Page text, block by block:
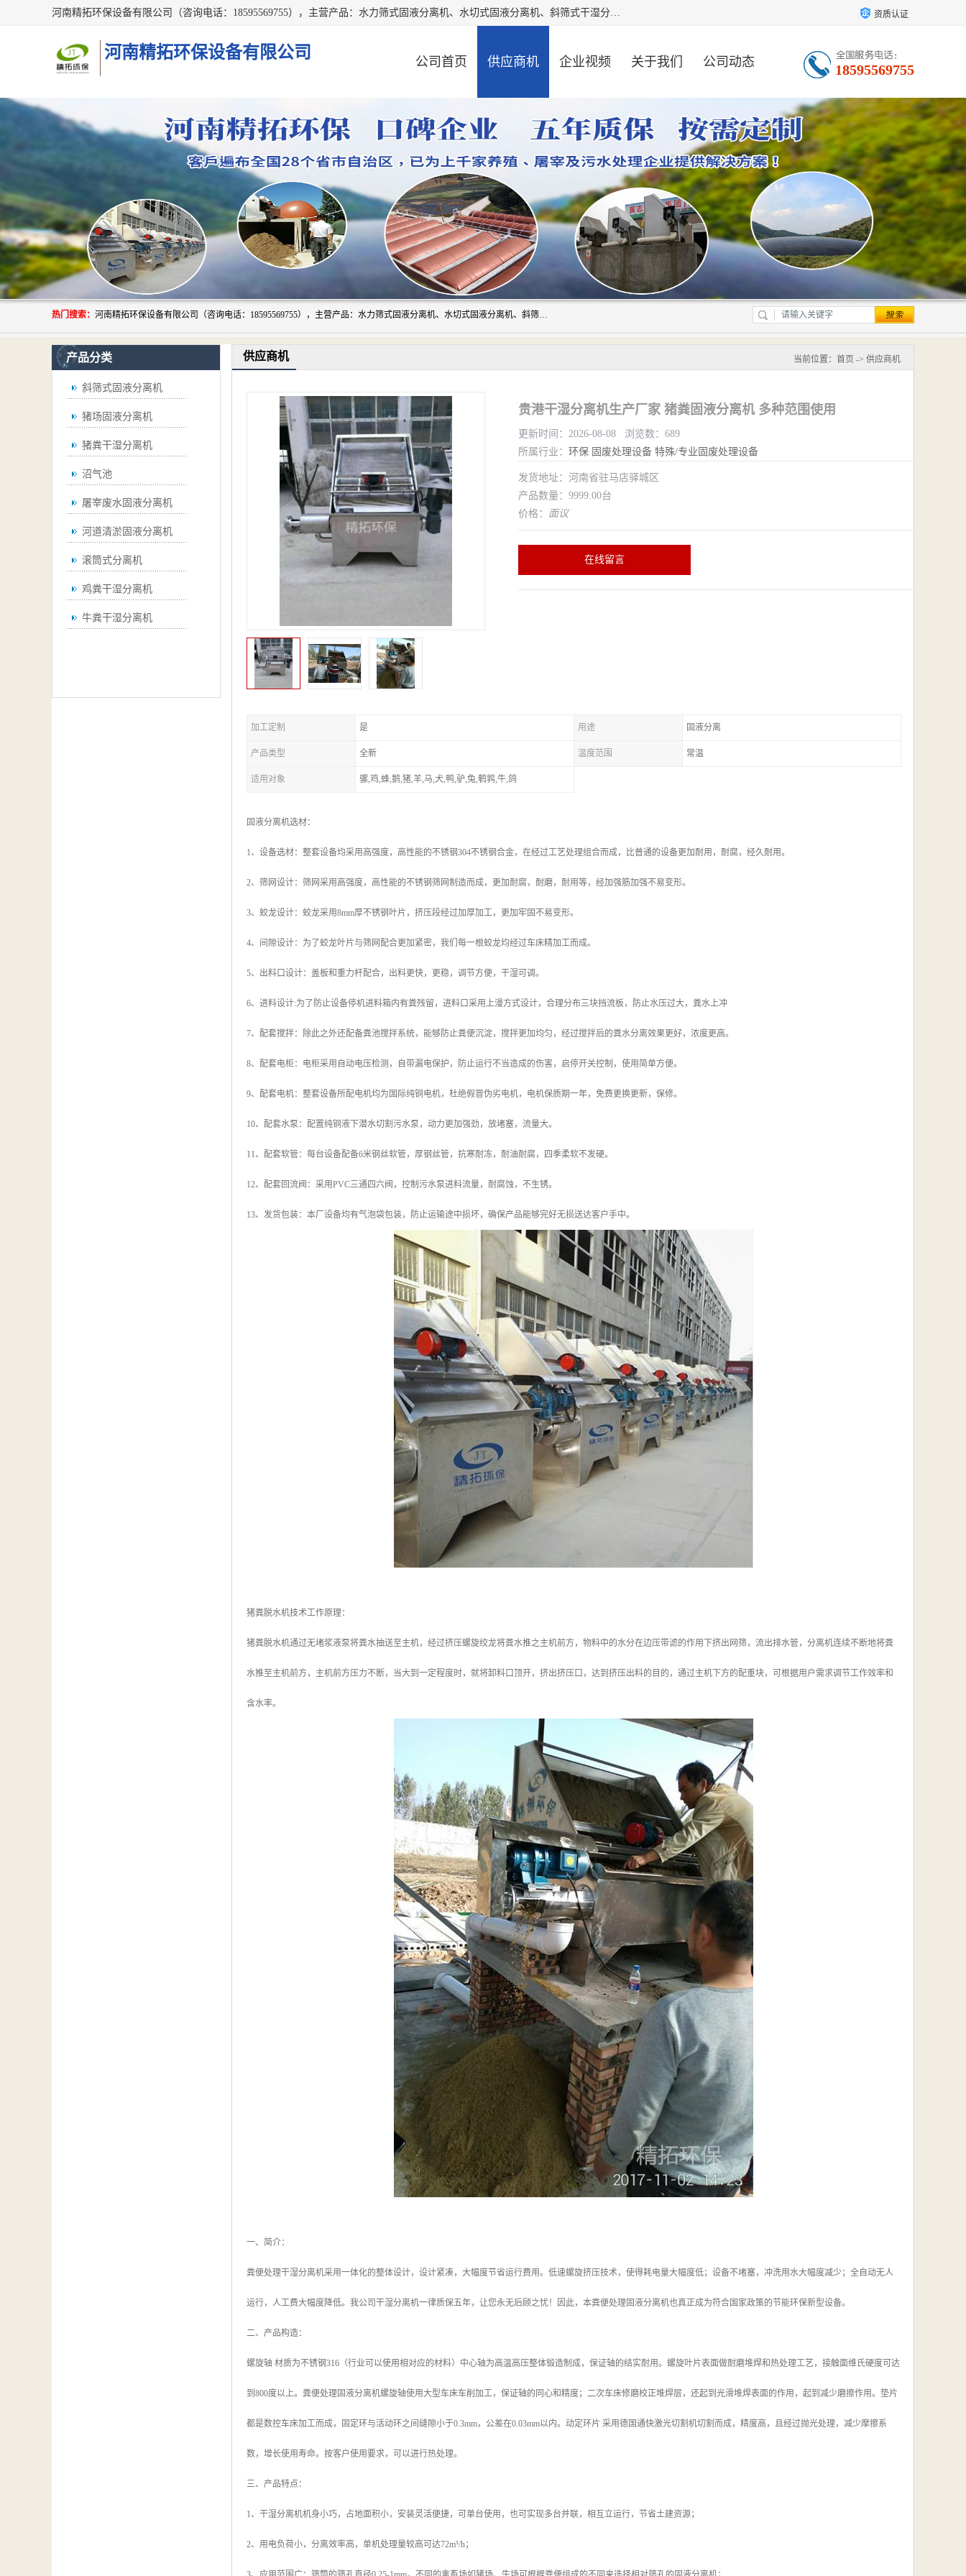
河南精拓环保设备有限公司（咨询电话：18595569755），主营产品：水力筛式固液分离机、水切式固液分离机、斜筛式干湿分离机、养猪场固液分离机、斜筛式固液分离机、屠宰场固液分离机、猪场干湿分离机等。公司从事固液分离设备及配套沼气池的研发、设计、销售与施工，并提供污水处理整体解决方案。 资质认证
河南精拓环保设备有限公司 公司首页 供应商机 企业视频 关于我们 公司动态 18595569755
热门搜索： 河南精拓环保设备有限公司（咨询电话：18595569755），主营产品：水力筛式固液分离机、水切式固液分离机、斜筛式干湿分离机、养猪场固液分离机、斜筛式固液分离机、屠宰场固液分离机、猪场干湿分离机等。公司从事固液分离设备及配套沼气池的研发、设计、销售与施工，并提供污水处理整体解决方案。
产品分类
斜筛式固液分离机
猪场固液分离机
猪粪干湿分离机
沼气池
屠宰废水固液分离机
河道清淤固液分离机
滚筒式分离机
鸡粪干湿分离机
牛粪干湿分离机
供应商机 当前位置： 首页 -> 供应商机
贵港干湿分离机生产厂家 猪粪固液分离机 多种范围使用
更新时间：2026-08-08 浏览数：689
所属行业： 环保 固废处理设备 特殊/专业固废处理设备
发货地址：河南省驻马店驿城区
产品数量：9999.00台
价格： 面议
在线留言
加工定制 是 用途 固液分离
产品类型 全新 温度范围 常温
适用对象 骡,鸡,蜂,鹅,猪,羊,马,犬,鸭,驴,兔,鹌鹑,牛,鸽
固液分离机选材：
1、设备选材：整套设备均采用高强度，高性能的不锈钢304不锈钢合金，在经过工艺处理组合而成，比普通的设备更加耐用，耐腐，经久耐用。
2、筛网设计：筛网采用高强度，高性能的不锈钢筛网制造而成，更加耐腐，耐磨，耐用等，经加强筋加强不易变形。
3、蛟龙设计：蛟龙采用8mm厚不锈钢叶片，挤压段经过加厚加工，更加牢固不易变形。
4、间隙设计：为了蛟龙叶片与筛网配合更加紧密，我们每一根蛟龙均经过车床精加工而成。
5、出料口设计：盖板和重力杆配合，出料更快，更稳，调节方便，干湿可调。
6、进料设计:为了防止设备停机进料箱内有粪残留，进料口采用上漫方式设计，合理分布三块挡流板，防止水压过大，粪水上冲
7、配套搅拌：除此之外还配备粪池搅拌系统，能够防止粪便沉淀，搅拌更加均匀，经过搅拌后的粪水分离效果更好，浓度更高。
8、配套电柜：电柜采用自动电压检测，自带漏电保护，防止运行不当造成的伤害，启停开关控制，使用简单方便。
9、配套电机：整套设备所配电机均为国际纯铜电机，杜绝假冒伪劣电机，电机保质期一年，免费更换更新，保修。
10、配套水泵：配置纯铜液下潜水切割污水泵，动力更加强劲，放堵塞，流量大。
11、配套软管：每台设备配备6米钢丝软管，厚钢丝管，抗寒耐冻，耐油耐腐，四季柔软不发硬。
12、配套回流阀：采用PVC三通四六阀，控制污水泵进料流量，耐腐蚀，不生锈。
13、发货包装：本厂设备均有气泡袋包装，防止运输途中损坏，确保产品能够完好无损送达客户手中。
猪粪脱水机技术工作原理：
猪粪脱水机通过无堵浆液泵将粪水抽送至主机，经过挤压螺旋绞龙将粪水推之主机前方，物料中的水分在边压带滤的作用下挤出网筛，流出排水管，分离机连续不断地将粪
水推至主机前方，主机前方压力不断，当大到一定程度时，就将卸料口顶开，挤出挤压口，达到挤压出料的目的，通过主机下方的配重块，可根据用户需求调节工作效率和
含水率。
一、简介：
粪便处理干湿分离机采用一体化的整体设计，设计紧凑，大幅度节省运行费用。低速螺旋挤压技术，使得耗电量大幅度低；设备不堵塞，冲洗用水大幅度减少；全自动无人
运行，人工费大幅度降低。我公司干湿分离机一律质保五年，让您永无后顾之忧！因此，本粪便处理固液分离机也真正成为符合国家政策的节能环保新型设备。
二、产品构造：
螺旋轴 材质为不锈钢316（行业可以使用相对应的材料）中心轴为高温高压整体锻造制成，保证轴的结实耐用。螺旋叶片表面做耐磨堆焊和热处理工艺，接触面维氏硬度可达
到800度以上。粪便处理固液分离机螺旋轴使用大型车床车削加工，保证轴的同心和精度；二次车床修磨校正堆焊层，还起到光滑堆焊表面的作用，起到减少磨擦作用。垫片
都是数控车床加工而成，固定环与活动环之间缝隙小于0.3mm，公差在0.03mm以内。动定环片 采用德国通快激光切割机切割而成，精度高，且经过抛光处理，减少摩擦系
数，增长使用寿命。按客户使用要求，可以进行热处理。
三、产品特点：
1、干湿分离机机身小巧，占地面积小，安装灵活便捷，可单台使用，也可实现多台并联，相互立运行，节省土建资源；
2、用电负荷小，分离效率高，单机处理量较高可达72m³/h；